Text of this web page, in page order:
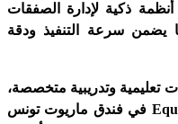
ذكية لإدارة الصفقات
يضمن سرعة التنفيذ ودقة
تعليمية وتدريبية متخصصة،
كان من أبرزها الحدث الذي أقيم بالتعاون مع شركة Equiti في فندق ماريوت تونس